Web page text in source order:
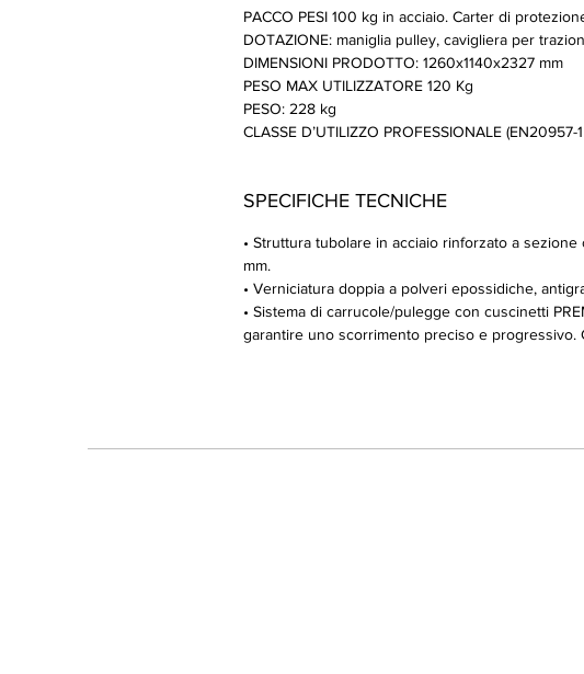
PACCO PESI 100 kg in acciaio. Carter di
DOTAZIONE: maniglia pulley, cavigliera per
DIMENSIONI PRODOTTO: 1260x1140x2327 mm
PESO MAX UTILIZZATORE 120 Kg
PESO: 228 kg
CLASSE D’UTILIZZO PROFESSIONALE
SPECIFICHE TECNICHE
• Struttura tubolare in acciaio rinforzato a
mm.
• Verniciatura doppia a polveri epossidiche,
• Sistema di carrucole/pulegge con cuscinetti
garantire uno scorrimento preciso e progressivo.